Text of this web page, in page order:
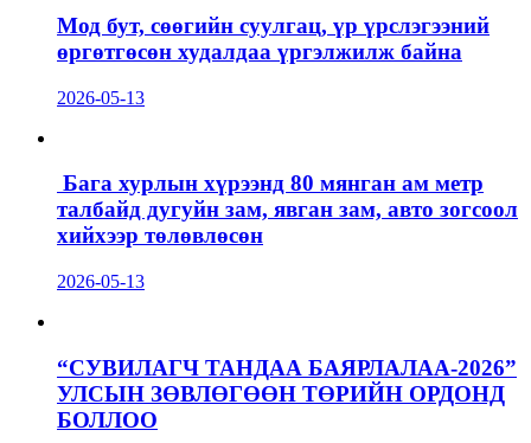
Мод бут, сөөгийн суулгац, үр үрслэгээний
өргөтгөсөн худалдаа үргэлжилж байна
2026-05-13
Бага хурлын хүрээнд 80 мянган ам метр
талбайд дугуйн зам, явган зам, авто зогсоол
хийхээр төлөвлөсөн
2026-05-13
“СУВИЛАГЧ ТАНДАА БАЯРЛАЛАА-2026”
УЛСЫН ЗӨВЛӨГӨӨН ТӨРИЙН ОРДОНД
БОЛЛОО